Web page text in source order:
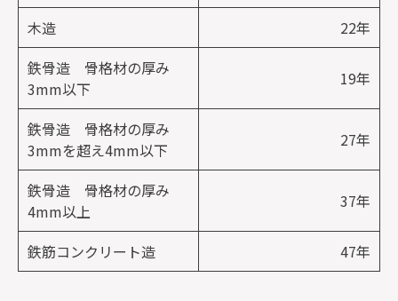
木造
22年
鉄骨造 骨格材の厚み
3mm以下
19年
鉄骨造 骨格材の厚み
3mmを超え4mm以下
27年
鉄骨造 骨格材の厚み
4mm以上
37年
鉄筋コンクリート造 47年